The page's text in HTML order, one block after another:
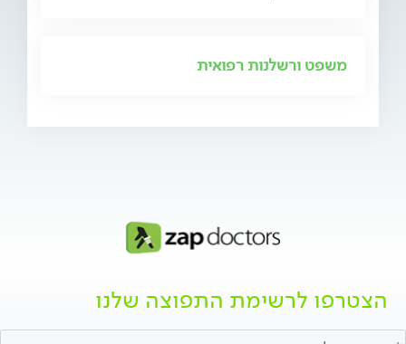
משפט ורשלנות רפואית
הצטרפו לרשימת התפוצה שלנו